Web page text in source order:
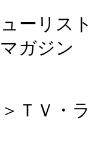
ーリス
ガジン
ＴＶ・